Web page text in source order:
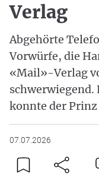
Verlag
Abgehörte
Vorwürfe, die
«Mail»-Verlag
schwerwiegend.
konnte der
07.07.2026